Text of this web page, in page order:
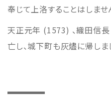
奉じて上洛することはしませ
天正元年 (1573) 、織田信
亡し、城下町も灰燼に帰しま